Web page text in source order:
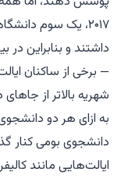
۲۰۱۷، یک سوم
داشتند و بنابراین
— برخی از ساکنان
شهریه بالاتر از
به ازای هر دو
دانشجوی بومی کنار
ایالت‌هایی مانند